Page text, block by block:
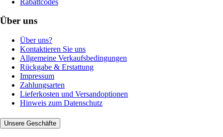
Über uns
Über uns?
Kontaktieren Sie uns
Allgemeine Verkaufsbedingungen
Rückgabe & Erstattung
Impressum
Zahlungsarten
Lieferkosten und Versandoptionen
Hinweis zum Datenschutz
Unsere Geschäfte